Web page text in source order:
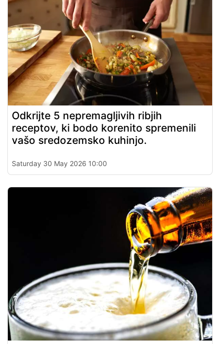
Odkrijte 5 nepremagljivih ribjih
receptov, ki bodo korenito spremenili
vašo sredozemsko kuhinjo.
Saturday 30 May 2026 10:00